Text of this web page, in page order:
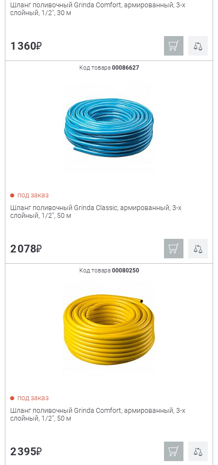
Шланг поливочный Grinda Comfort, армированный, 3-х
слойный, 1/2", 30 м
1 360₽
Код товара 00086627
под заказ
Шланг поливочный Grinda Classic, армированный, 3-х
слойный, 1/2", 50 м
2 078₽
Код товара 00080250
под заказ
Шланг поливочный Grinda Comfort, армированный, 3-х
слойный, 1/2", 50 м
2 395₽